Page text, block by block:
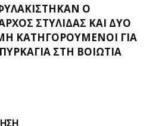
Ο
ΣΤΥΛΊΔΑΣ ΚΑΙ ΔΎΟ
ΚΑΤΗΓΟΡΟΎΜΕΝΟΙ ΓΙΑ
ΣΤΗ ΒΟΙΩΤΊΑ